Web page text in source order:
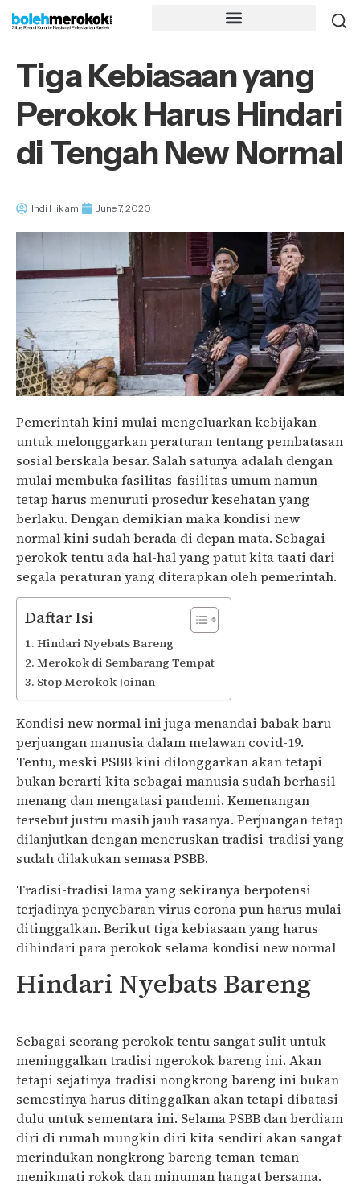
Tiga Kebiasaan yang
Perokok Harus Hindari
di Tengah New Normal
Indi Hikami June 7, 2020
Pemerintah kini mulai mengeluarkan kebijakan
untuk melonggarkan peraturan tentang pembatasan
sosial berskala besar. Salah satunya adalah dengan
mulai membuka fasilitas-fasilitas umum namun
tetap harus menuruti prosedur kesehatan yang
berlaku. Dengan demikian maka kondisi new
normal kini sudah berada di depan mata. Sebagai
perokok tentu ada hal-hal yang patut kita taati dari
segala peraturan yang diterapkan oleh pemerintah.
Daftar Isi
Hindari Nyebats Bareng
Merokok di Sembarang Tempat
Stop Merokok Joinan
Kondisi new normal ini juga menandai babak baru
perjuangan manusia dalam melawan covid-19.
Tentu, meski PSBB kini dilonggarkan akan tetapi
bukan berarti kita sebagai manusia sudah berhasil
menang dan mengatasi pandemi. Kemenangan
tersebut justru masih jauh rasanya. Perjuangan tetap
dilanjutkan dengan meneruskan tradisi-tradisi yang
sudah dilakukan semasa PSBB.
Tradisi-tradisi lama yang sekiranya berpotensi
terjadinya penyebaran virus corona pun harus mulai
ditinggalkan. Berikut tiga kebiasaan yang harus
dihindari para perokok selama kondisi new normal
Hindari Nyebats Bareng
Sebagai seorang perokok tentu sangat sulit untuk
meninggalkan tradisi ngerokok bareng ini. Akan
tetapi sejatinya tradisi nongkrong bareng ini bukan
semestinya harus ditinggalkan akan tetapi dibatasi
dulu untuk sementara ini. Selama PSBB dan berdiam
diri di rumah mungkin diri kita sendiri akan sangat
merindukan nongkrong bareng teman-teman
menikmati rokok dan minuman hangat bersama.